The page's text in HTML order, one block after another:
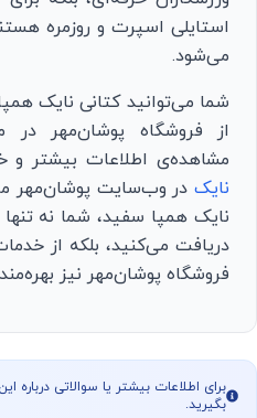
استایلی اسپرت و روزمره
می‌شود.
شما می‌توانید کتانی نایک
از فروشگاه پوشان‌مهر در
مشاهده‌ی اطلاعات بیشتر و
نایک در وب‌سایت پوشان‌مهر
نایک همپا سفید، شما نه
دریافت می‌کنید، بلکه از
فروشگاه پوشان‌مهر نیز
برای اطلاعات بیشتر یا سوالاتی
بگیرید.